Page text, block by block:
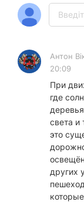
Антон
20:09
При
где
света и
это
других